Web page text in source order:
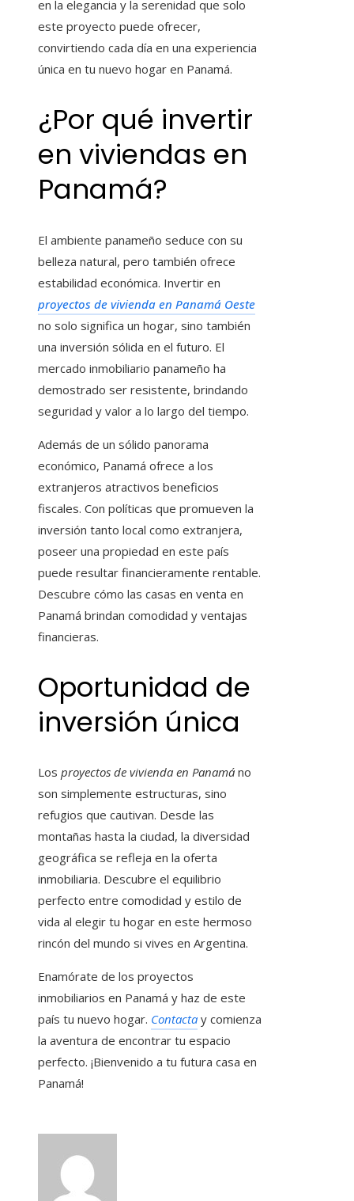
en la elegancia y la serenidad que solo
este proyecto puede ofrecer,
convirtiendo cada día en una experiencia
única en tu nuevo hogar en Panamá.
¿Por qué invertir
en viviendas en
Panamá?
El ambiente panameño seduce con su
belleza natural, pero también ofrece
estabilidad económica. Invertir en
proyectos de vivienda en Panamá Oeste
no solo significa un hogar, sino también
una inversión sólida en el futuro. El
mercado inmobiliario panameño ha
demostrado ser resistente, brindando
seguridad y valor a lo largo del tiempo.
Además de un sólido panorama
económico, Panamá ofrece a los
extranjeros atractivos beneficios
fiscales. Con políticas que promueven la
inversión tanto local como extranjera,
poseer una propiedad en este país
puede resultar financieramente rentable.
Descubre cómo las casas en venta en
Panamá brindan comodidad y ventajas
financieras.
Oportunidad de
inversión única
Los proyectos de vivienda en Panamá no
son simplemente estructuras, sino
refugios que cautivan. Desde las
montañas hasta la ciudad, la diversidad
geográfica se refleja en la oferta
inmobiliaria. Descubre el equilibrio
perfecto entre comodidad y estilo de
vida al elegir tu hogar en este hermoso
rincón del mundo si vives en Argentina.
Enamórate de los proyectos
inmobiliarios en Panamá y haz de este
país tu nuevo hogar. Contacta y comienza
la aventura de encontrar tu espacio
perfecto. ¡Bienvenido a tu futura casa en
Panamá!